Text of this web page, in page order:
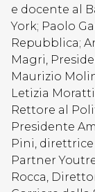
e docente al
York; Paolo
Repubblica;
Magri,
Maurizio
Letizia
Rettore al
Presidente
Pini,
Partner
Rocca,